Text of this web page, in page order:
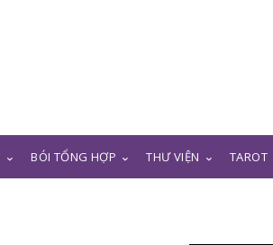
BÓI TỔNG HỢP THƯ VIỆN TAROT